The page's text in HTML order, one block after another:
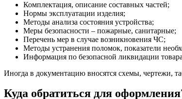
Комплектация, описание составных частей;
Нормы эксплуатации изделия;
Методы анализа состояния устройства;
Меры безопасности – пожарные, санитарные;
Перечень мер в случае возникновения ЧС;
Методы устранения поломок, показатели
Информация по безопасной ликвидации
Иногда в документацию вносятся схемы, чертежи,
Куда обратиться для